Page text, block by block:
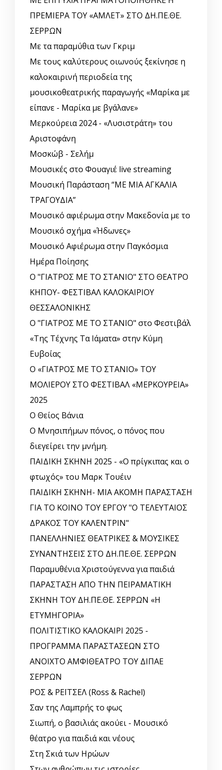
ΠΡΕΜΙΕΡΑ ΤΟΥ «ΑΜΛΕΤ» ΣΤΟ ΔΗ.ΠΕ.ΘΕ.
ΣΕΡΡΩΝ
Με τα παραμύθια των Γκριμ
Με τους καλύτερους οιωνούς ξεκίνησε η
καλοκαιρινή περιοδεία της
μουσικοθεατρικής παραγωγής «Μαρίκα με
είπανε - Μαρίκα με βγάλανε»
Μερκούρεια 2024 - «Λυσιστράτη» του
Αριστοφάνη
Μοσκώβ - Σελήμ
Μουσικές στο Φουαγιέ live streaming
Μουσική Παράσταση “ΜΕ ΜΙΑ ΑΓΚΑΛΙΑ
ΤΡΑΓΟΥΔΙΑ”
Μουσικό αφιέρωμα στην Μακεδονία με το
Μουσικό σχήμα «Ήδωνες»
Μουσικό Αφιέρωμα στην Παγκόσμια
Ημέρα Ποίησης
Ο "ΓΙΑΤΡΟΣ ΜΕ ΤΟ ΣΤΑΝΙΟ" ΣΤΟ ΘΕΑΤΡΟ
ΚΗΠΟΥ- ΦΕΣΤΙΒΑΛ ΚΑΛΟΚΑΙΡΙΟΥ
ΘΕΣΣΑΛΟΝΙΚΗΣ
Ο "ΓΙΑΤΡΟΣ ΜΕ ΤΟ ΣΤΑΝΙΟ" στο Φεστιβάλ
«Της Τέχνης Τα Ιάματα» στην Κύμη
Ευβοίας
Ο «ΓΙΑΤΡΟΣ ΜΕ ΤΟ ΣΤΑΝΙΟ» ΤΟΥ
ΜΟΛΙΕΡΟΥ ΣΤΟ ΦΕΣΤΙΒΑΛ «ΜΕΡΚΟΥΡΕΙΑ»
2025
Ο Θείος Βάνια
Ο Μνησιπήμων πόνος, ο πόνος που
διεγείρει την μνήμη.
ΠΑΙΔΙΚΗ ΣΚΗΝΗ 2025 - «Ο πρίγκιπας και ο
φτωχός» του Μαρκ Τουέιν
ΠΑΙΔΙΚΗ ΣΚΗΝΗ- ΜΙΑ ΑΚΟΜΗ ΠΑΡΑΣΤΑΣΗ
ΓΙΑ ΤΟ ΚΟΙΝΟ ΤΟΥ ΕΡΓΟΥ "Ο ΤΕΛΕΥΤΑΙΟΣ
ΔΡΑΚΟΣ ΤΟΥ ΚΑΛΕΝΤΡΙΝ"
ΠΑΝΕΛΛΗΝΙΕΣ ΘΕΑΤΡΙΚΕΣ & ΜΟΥΣΙΚΕΣ
ΣΥΝΑΝΤΗΣΕΙΣ ΣΤΟ ΔΗ.ΠΕ.ΘΕ. ΣΕΡΡΩΝ
Παραμυθένια Χριστούγεννα για παιδιά
ΠΑΡΑΣΤΑΣΗ ΑΠΟ ΤΗΝ ΠΕΙΡΑΜΑΤΙΚΗ
ΣΚΗΝΗ ΤΟΥ ΔΗ.ΠΕ.ΘΕ. ΣΕΡΡΩΝ «Η
ΕΤΥΜΗΓΟΡΙΑ»
ΠΟΛΙΤΙΣΤΙΚΟ ΚΑΛΟΚΑΙΡΙ 2025 -
ΠΡΟΓΡΑΜΜΑ ΠΑΡΑΣΤΑΣΕΩΝ ΣΤΟ
ΑΝΟΙΧΤΟ ΑΜΦΙΘΕΑΤΡΟ ΤΟΥ ΔΙΠΑΕ
ΣΕΡΡΩΝ
ΡΟΣ & ΡΕΪΤΣΕΛ (Ross & Rachel)
Σαν της Λαμπρής το φως
Σιωπή, ο βασιλιάς ακούει - Μουσικό
θέατρο για παιδιά και νέους
Στη Σκιά των Ηρώων